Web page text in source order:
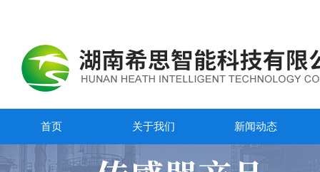
首页 关于我们 新闻动态